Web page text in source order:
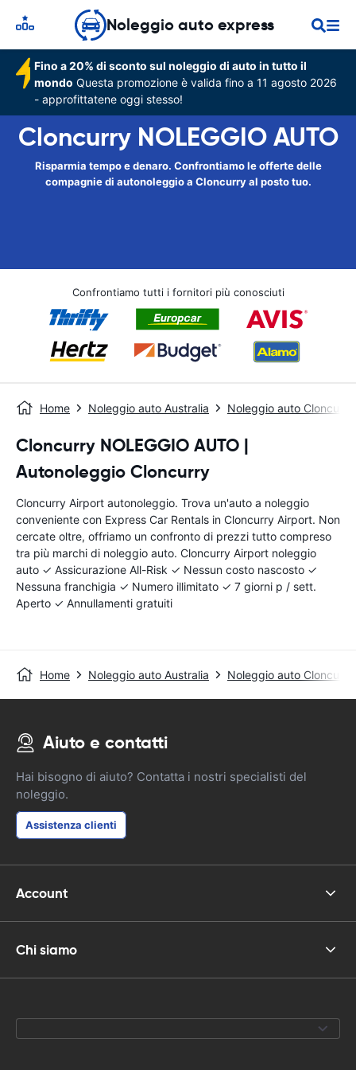
Noleggio auto express
Fino a 20% di sconto sul noleggio di auto in tutto il
mondo Questa promozione è valida fino a 11 agosto 2026
- approfittatene oggi stesso!
Cloncurry NOLEGGIO AUTO
Risparmia tempo e denaro. Confrontiamo le offerte delle
compagnie di autonoleggio a Cloncurry al posto tuo.
Confrontiamo tutti i fornitori più conosciuti
Home Noleggio auto Australia Noleggio auto Cloncurry
Cloncurry NOLEGGIO AUTO |
Autonoleggio Cloncurry
Cloncurry Airport autonoleggio. Trova un'auto a noleggio
conveniente con Express Car Rentals in Cloncurry Airport. Non
cercate oltre, offriamo un confronto di prezzi tutto compreso
tra più marchi di noleggio auto. Cloncurry Airport noleggio
auto ✓ Assicurazione All-Risk ✓ Nessun costo nascosto ✓
Nessuna franchigia ✓ Numero illimitato ✓ 7 giorni p / sett.
Aperto ✓ Annullamenti gratuiti
Home Noleggio auto Australia Noleggio auto Cloncurry
Aiuto e contatti
Hai bisogno di aiuto? Contatta i nostri specialisti del
noleggio.
Assistenza clienti
Account
Chi siamo